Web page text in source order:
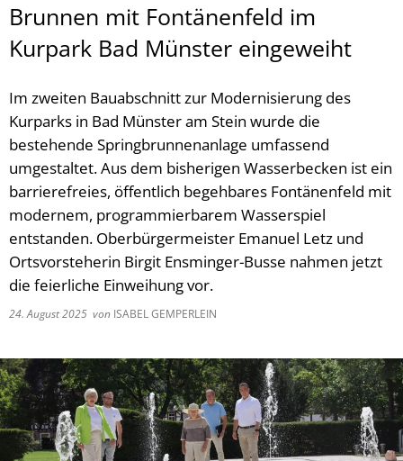
Brunnen mit Fontänenfeld im
Kurpark Bad Münster eingeweiht
Im zweiten Bauabschnitt zur Modernisierung des
Kurparks in Bad Münster am Stein wurde die
bestehende Springbrunnenanlage umfassend
umgestaltet. Aus dem bisherigen Wasserbecken ist ein
barrierefreies, öffentlich begehbares Fontänenfeld mit
modernem, programmierbarem Wasserspiel
entstanden. Oberbürgermeister Emanuel Letz und
Ortsvorsteherin Birgit Ensminger-Busse nahmen jetzt
die feierliche Einweihung vor.
24. August 2025 von ISABEL GEMPERLEIN